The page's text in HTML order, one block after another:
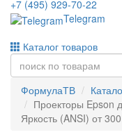
+7 (495) 929-70-22
Telegram
Каталог товаров
ФормулаТВ
Проекторы Epson
Яркость (ANSI) от